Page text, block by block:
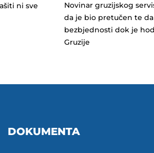
ni sve
Novinar gruzijskog
da je bio pretučen te
bezbjednosti dok je
Gruzije
DOKUMENTA